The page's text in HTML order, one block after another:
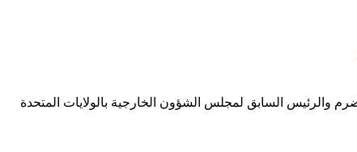
والرئيس السابق لمجلس الشؤون الخارجية بالولايات المتحدة